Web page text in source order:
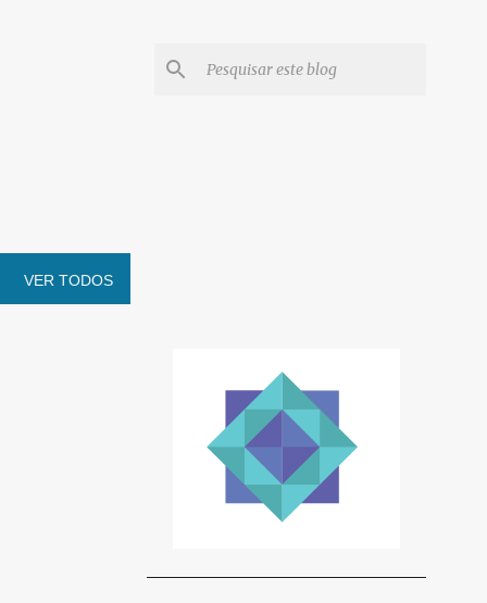
VER TODOS